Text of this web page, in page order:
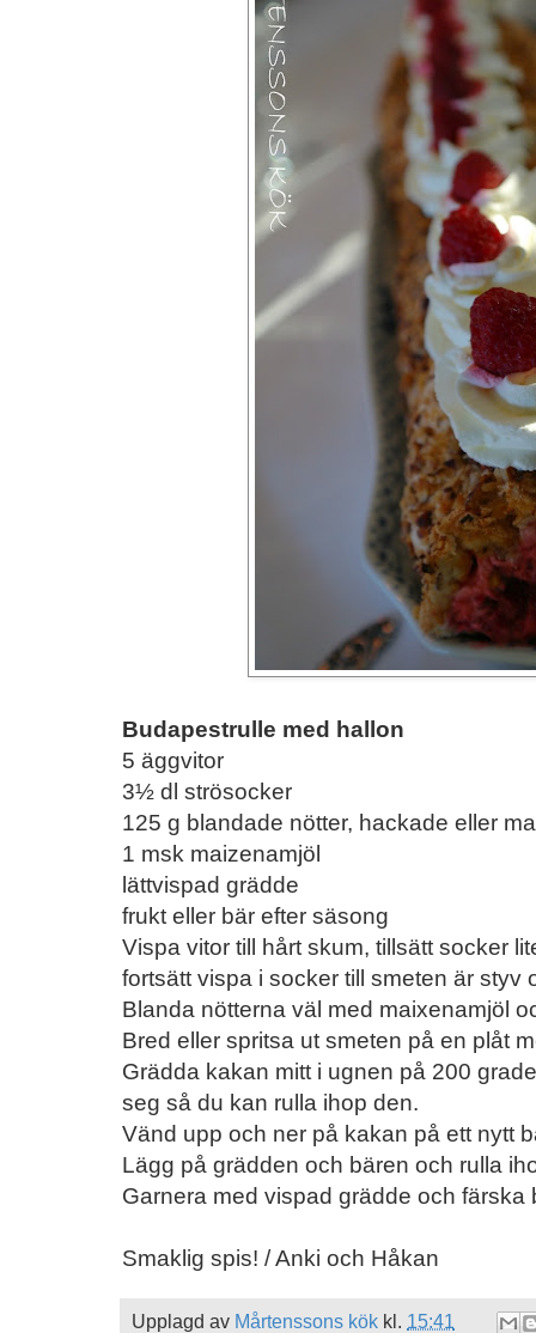
Budapestrulle med hallon
5 äggvitor
3½ dl strösocker
125 g blandade nötter, hackade eller
1 msk maizenamjöl
lättvispad grädde
frukt eller bär efter säsong
Vispa vitor till hårt skum, tillsätt socker
fortsätt vispa i socker till smeten är styv
Blanda nötterna väl med maixenamjöl
Bred eller spritsa ut smeten på en plåt
Grädda kakan mitt i ugnen på 200
seg så du kan rulla ihop den.
Vänd upp och ner på kakan på ett nytt
Lägg på grädden och bären och rulla
Garnera med vispad grädde och färska
Smaklig spis! / Anki och Håkan
Upplagd av Mårtenssons kök kl. 15:41